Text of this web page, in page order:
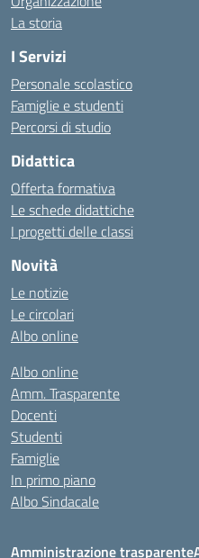
La storia
I Servizi
Personale scolastico
Famiglie e studenti
Percorsi di studio
Didattica
Offerta formativa
Le schede didattiche
I progetti delle classi
Novità
Le notizie
Le circolari
Albo online
Albo online
Amm. Trasparente
Docenti
Studenti
Famiglie
In primo piano
Albo Sindacale
Amministrazione trasparente